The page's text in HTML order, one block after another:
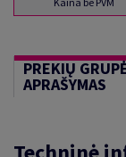
PREKIŲ
APRAŠYMAS